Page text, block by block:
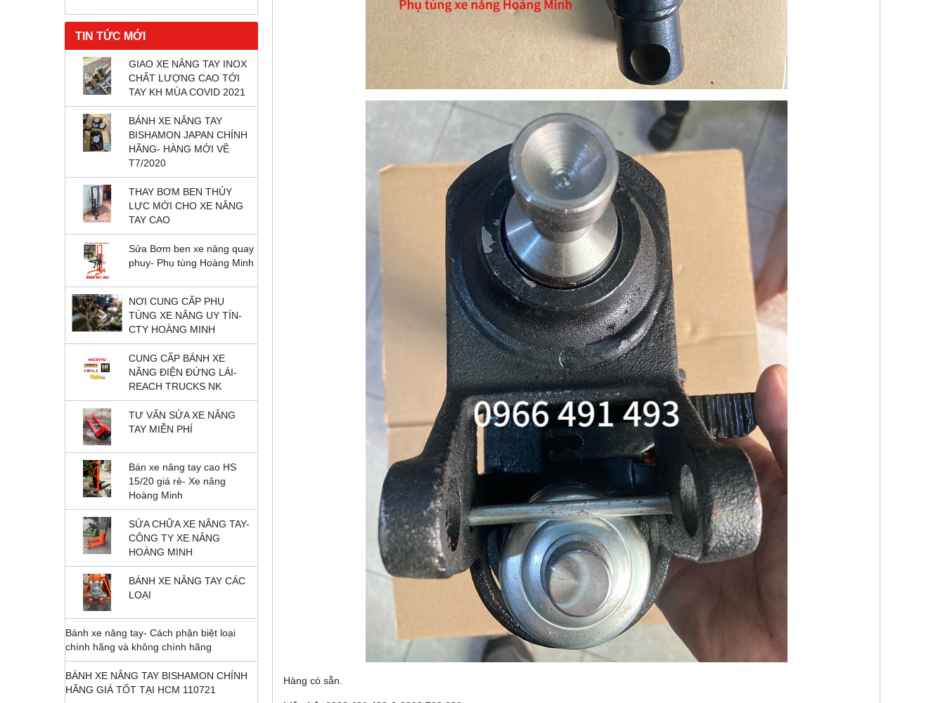
TIN TỨC MỚI
GIAO XE NÂNG TAY INOX
CHẤT LƯỢNG CAO TỚI
TAY KH MÙA COVID 2021
BÁNH XE NÂNG TAY
BISHAMON JAPAN CHÍNH
HÃNG- HÀNG MỚI VỀ
T7/2020
THAY BƠM BEN THỦY
LỰC MỚI CHO XE NÂNG
TAY CAO
Sửa Bơm ben xe nâng quay
phuy- Phụ tùng Hoàng Minh
NƠI CUNG CẤP PHỤ
TÙNG XE NÂNG UY TÍN-
CTY HOÀNG MINH
CUNG CẤP BÁNH XE
NÂNG ĐIỆN ĐỨNG LÁI-
REACH TRUCKS NK
TƯ VẤN SỬA XE NÂNG
TAY MIỄN PHÍ
Bán xe nâng tay cao HS
15/20 giá rẻ- Xe nâng
Hoàng Minh
SỬA CHỮA XE NÂNG TAY-
CÔNG TY XE NÂNG
HOÀNG MINH
BÁNH XE NÂNG TAY CÁC
LOẠI
Bánh xe nâng tay- Cách
phận biệt loại chính hãng
và không chính hãng
BÁNH XE NÂNG TAY
Hàng có sẵn.